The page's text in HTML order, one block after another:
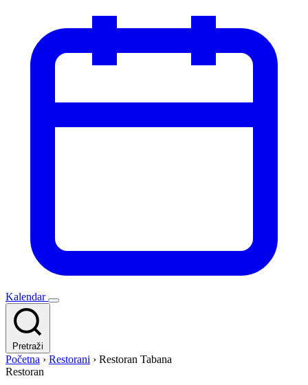
Kalendar
Pretraži
Početna › Restorani › Restoran Tabana
Restoran